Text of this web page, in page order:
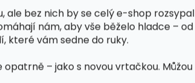
ale bez nich by se celý e-shop rozsypal
nám, aby vše běželo hladce – od
které vám sedne do ruky.
– jako s novou vrtačkou. Můžou